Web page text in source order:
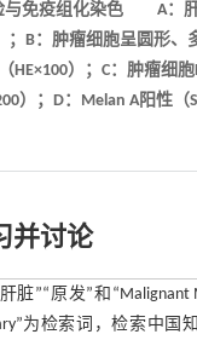
与免疫组化染色 A：
；B：肿瘤细胞呈圆形、
HE×100）；C：肿瘤细
）；D：Melan A阳性（
并讨论
脏”“原发”和“Malignant
为检索词，检索中国